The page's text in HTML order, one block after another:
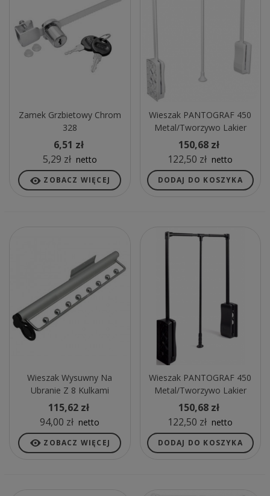
Zamek Grzbietowy Chrom
328
6,51 zł
5,29 zł netto
ZOBACZ WIĘCEJ
Wieszak PANTOGRAF 450
Metal/tworzywo Lakier
Biały
150,68 zł
122,50 zł netto
DODAJ DO KOSZYKA
Wieszak Wysuwny Na
Ubranie Z 8 Kulkami
115,62 zł
94,00 zł netto
ZOBACZ WIĘCEJ
Wieszak PANTOGRAF 450
Metal/tworzywo Lakier
Czarny
150,68 zł
122,50 zł netto
DODAJ DO KOSZYKA